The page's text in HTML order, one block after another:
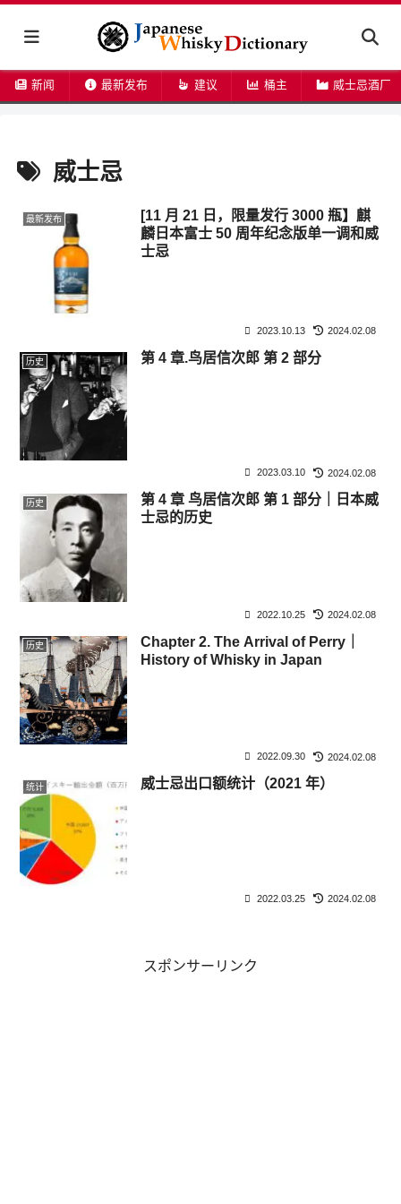
新闻 最新发布 建议 桶主 威士忌酒厂
威士忌
最新发布
[11 月 21 日，限量发行 3000 瓶】麒
麟日本富士 50 周年纪念版单一调和威
士忌
2023.10.13 2024.02.08
历史 第 4 章.鸟居信次郎 第 2 部分
2023.03.10 2024.02.08
历史
第 4 章 鸟居信次郎 第 1 部分｜日本威
士忌的历史
2022.10.25 2024.02.08
历史
Chapter 2. The Arrival of Perry｜
History of Whisky in Japan
2022.09.30 2024.02.08
统计 威士忌出口额统计（2021 年）
2022.03.25 2024.02.08
スポンサーリンク